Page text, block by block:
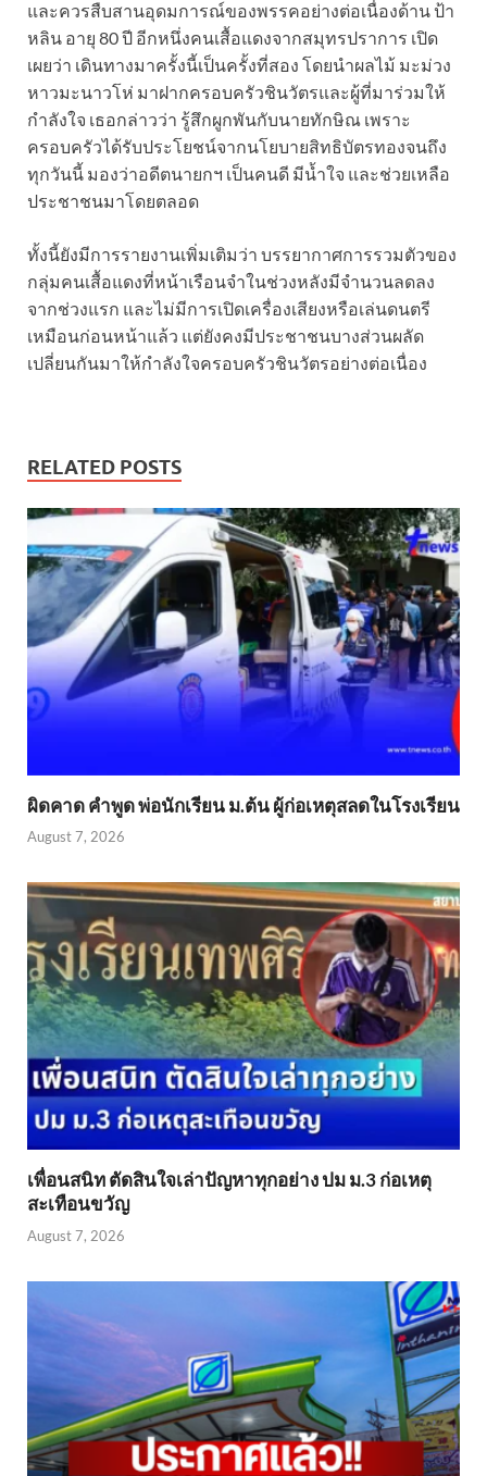
และควรสืบสานอุดมการณ์ของพรรคอย่างต่อเนื่องด้าน ป้า
หลิน อายุ 80 ปี อีกหนึ่งคนเสื้อแดงจากสมุทรปราการ เปิด
เผยว่า เดินทางมาครั้งนี้เป็นครั้งที่สอง โดยนำผลไม้ มะม่วง
หาวมะนาวโห่ มาฝากครอบครัวชินวัตรและผู้ที่มาร่วมให้
กำลังใจ เธอกล่าวว่า รู้สึกผูกพันกับนายทักษิณ เพราะ
ครอบครัวได้รับประโยชน์จากนโยบายสิทธิบัตรทองจนถึง
ทุกวันนี้ มองว่าอดีตนายกฯ เป็นคนดี มีน้ำใจ และช่วยเหลือ
ประชาชนมาโดยตลอด
ทั้งนี้ยังมีการรายงานเพิ่มเติมว่า บรรยากาศการรวมตัวของ
กลุ่มคนเสื้อแดงที่หน้าเรือนจำในช่วงหลังมีจำนวนลดลง
จากช่วงแรก และไม่มีการเปิดเครื่องเสียงหรือเล่นดนตรี
เหมือนก่อนหน้าแล้ว แต่ยังคงมีประชาชนบางส่วนผลัด
เปลี่ยนกันมาให้กำลังใจครอบครัวชินวัตรอย่างต่อเนื่อง
RELATED POSTS
ผิดคาด คำพูด พ่อนักเรียน ม.ต้น ผู้ก่อเหตุสลดในโรงเรียน
August 7, 2026
เพื่อนสนิท ตัดสินใจเล่าปัญหาทุกอย่าง ปม ม.3 ก่อเหตุ
สะเทือนขวัญ
August 7, 2026